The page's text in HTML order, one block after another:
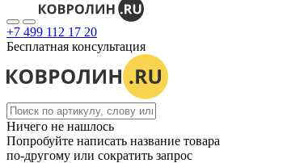
+7 499 112 17 20
Бесплатная консультация
Ничего не нашлось
Попробуйте написать название товара
по-другому или сократить запрос